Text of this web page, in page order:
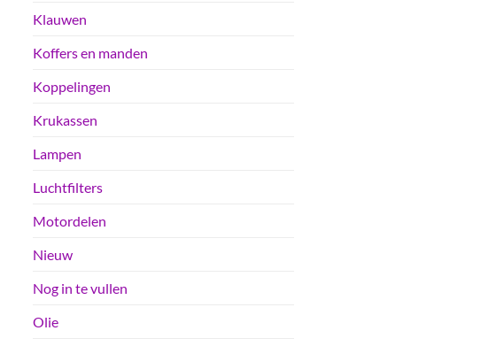
Klauwen
Koffers en manden
Koppelingen
Krukassen
Lampen
Luchtfilters
Motordelen
Nieuw
Nog in te vullen
Olie